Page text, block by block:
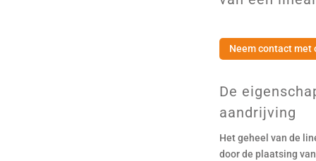
Neem contact met
De
aandrijving
Het geheel van de
door de plaatsing